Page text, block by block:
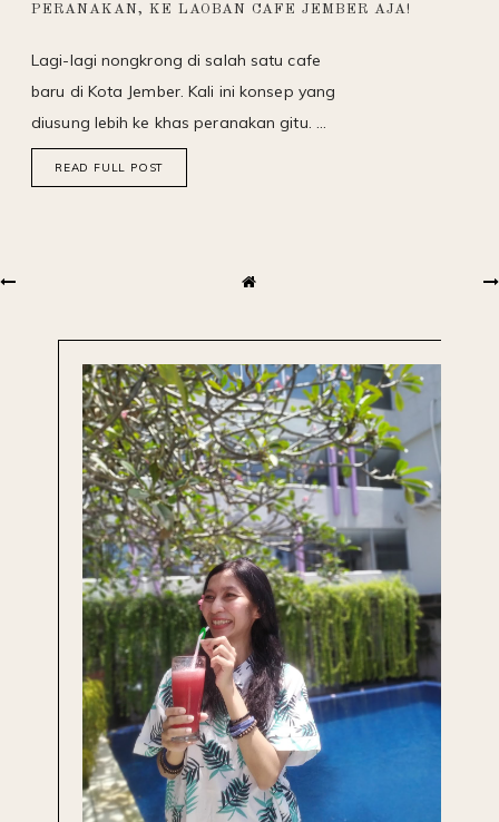
PERANAKAN, KE LAOBAN CAFE JEMBER AJA!
Lagi-lagi nongkrong di salah satu cafe
baru di Kota Jember. Kali ini konsep yang
diusung lebih ke khas peranakan gitu. …
READ FULL POST